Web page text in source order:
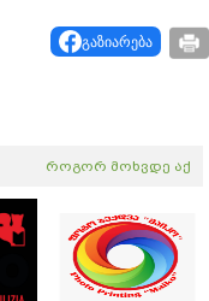
გაზიარება
როგორ მოხვდე აქ